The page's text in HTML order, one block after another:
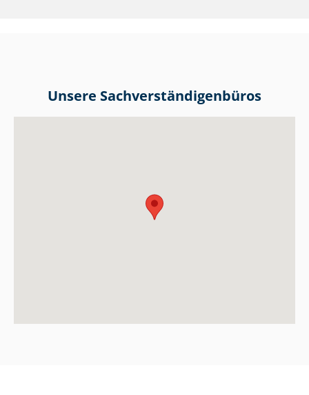
Unsere Sach­ver­stän­di­gen­bü­ros